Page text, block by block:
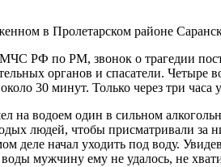
в Пролетарском районе
РФ по РМ, звонок о трагедии
органов и спасатели. Четыре
30 минут. Только через три
на водоем один в сильном
людей, чтобы присматривали за
деле начал уходить под воду.
мужчину ему не удалось, не